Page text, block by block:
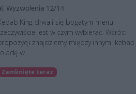
Wyzwolenia 12/14
King chwali się bogatym menu i
jest w czym wybierać. Wśród
znajdziemy między innymi kebab
w...
Zamknięte teraz